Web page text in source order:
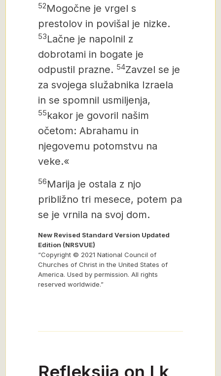
52Mogočne je vrgel s
prestolov in povišal je nizke.
53Lačne je napolnil z
dobrotami in bogate je
odpustil prazne. 54Zavzel se je
za svojega služabnika Izraela
in se spomnil usmiljenja,
55kakor je govoril našim
očetom: Abrahamu in
njegovemu potomstvu na
veke.«
56Marija je ostala z njo
približno tri mesece, potem pa
se je vrnila na svoj dom.
New Revised Standard Version Updated
Edition (NRSVUE)
“Copyright © 2021 National Council of
Churches of Christ in the United States of
America. Used by permission. All rights
reserved worldwide.”
Refleksija on Lk